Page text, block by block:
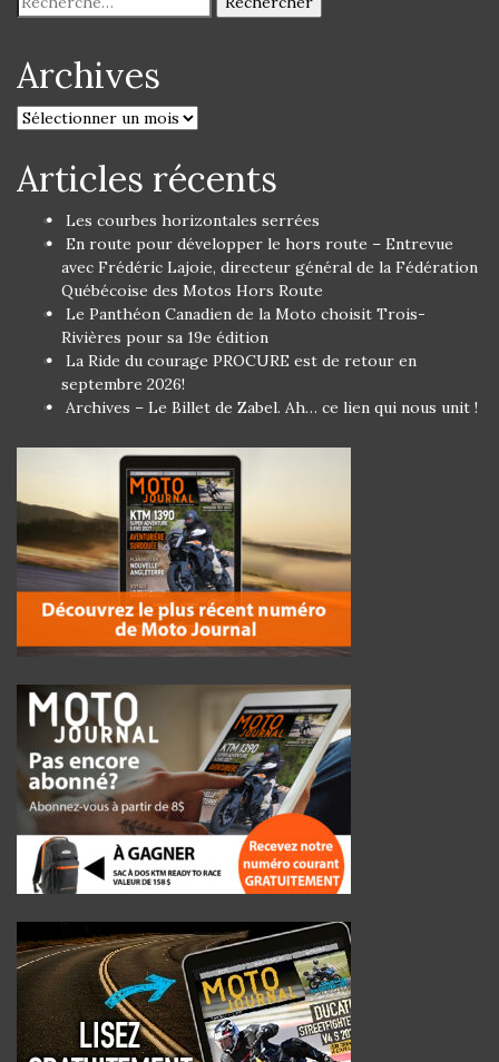
Archives
Articles récents
Les courbes horizontales serrées
En route pour développer le hors route – Entrevue
avec Frédéric Lajoie, directeur général de la Fédération
Québécoise des Motos Hors Route
Le Panthéon Canadien de la Moto choisit Trois-
Rivières pour sa 19e édition
La Ride du courage PROCURE est de retour en
septembre 2026!
Archives – Le Billet de Zabel. Ah… ce lien qui nous unit !